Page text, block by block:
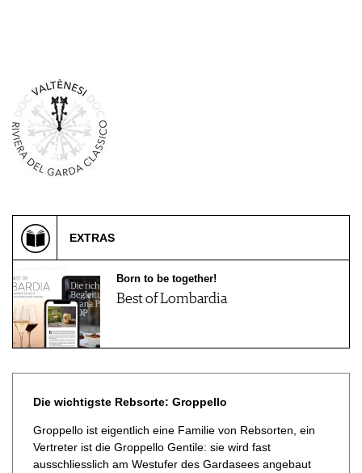
EXTRAS
Born to be together!
Best of Lombardia
Die wichtigste Rebsorte: Groppello
Groppello ist eigentlich eine Familie von Rebsorten, ein
Vertreter ist die Groppello Gentile: sie wird fast
ausschliesslich am Westufer des Gardasees angebaut